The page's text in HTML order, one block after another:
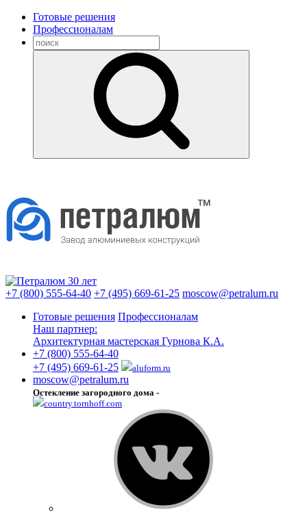
Готовые решения
Профессионалам
+7 (800) 555-64-40 +7 (495) 669-61-25 moscow@petralum.ru
Готовые решения Профессионалам
Наш партнер:
Архитектурная мастерская Гурнова К.А.
+7 (800) 555-64-40
+7 (495) 669-61-25
aluform.ru
moscow@petralum.ru
Остекление загородного дома -
country.tornhoff.com